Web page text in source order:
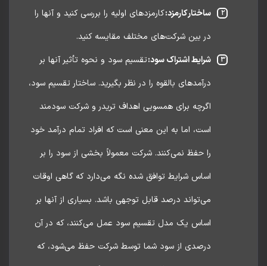
ساختار کارمزد:کارمزدهای اولیه را بررسی کنید و آنها را
در بین شرکت‌های مختلف مقایسه کنید.
شرایط اشتراک سود:تقسیم سود و نحوه تأثیر آنها بر
درآمدهای بالقوه را در نظر بگیرید. ساختار تقسیم سود،
اگرچه برای همسویی اهداف تریدر و شرکت سودمند
است، اما به این معنی است که افراد تمام درآمد خود
را حفظ نمی‌کنند. شرکت معمولاً بخشی از سود را بر
اساس شرایط توافق شده نگه می‌دارد که گاهی اوقات
می‌تواند درصد قابل توجهی باشد. بسیاری از آنها بر
اساس یک مدل تقسیم سود عمل می‌کنند، که در آن
درصدی از سود شما توسط شرکت حفظ می‌شود، که